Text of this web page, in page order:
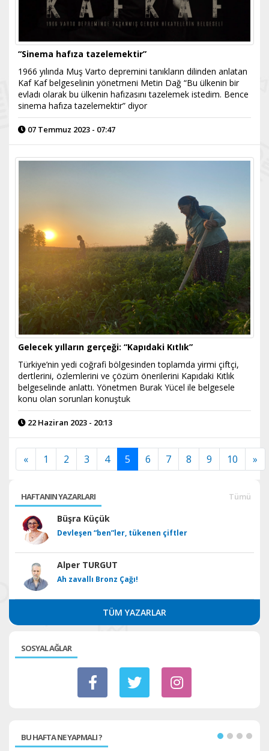
“Sinema hafıza tazelemektir”
1966 yılında Muş Varto depremini tanıkların dilinden anlatan
Kaf Kaf belgeselinin yönetmeni Metin Dağ “Bu ülkenin bir
evladı olarak bu ülkenin hafızasını tazelemek istedim. Bence
sinema hafıza tazelemektir” diyor
07 Temmuz 2023 - 07:47
Gelecek yılların gerçeği: “Kapıdaki Kıtlık”
Türkiye’nin yedi coğrafi bölgesinden toplamda yirmi çiftçi,
dertlerini, özlemlerini ve çözüm önerilerini Kapıdaki Kıtlık
belgeselinde anlattı. Yönetmen Burak Yücel ile belgesele
konu olan sorunları konuştuk
22 Haziran 2023 - 20:13
« 1 2 3 4 5 6 7 8 9 10 »
HAFTANIN YAZARLARI Tümü
Büşra Küçük
Devleşen “ben”ler, tükenen çiftler
Alper TURGUT
Ah zavallı Bronz Çağı!
TÜM YAZARLAR
SOSYAL AĞLAR
BU HAFTA NE YAPMALI ?